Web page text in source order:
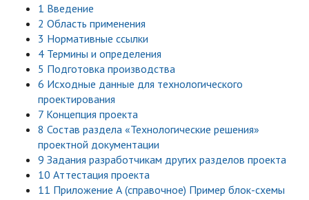
1 Введение
2 Область применения
3 Нормативные ссылки
4 Термины и определения
5 Подготовка производства
6 Исходные данные для технологического
проектирования
7 Концепция проекта
8 Состав раздела «Технологические решения»
проектной документации
9 Задания разработчикам других разделов проекта
10 Аттестация проекта
11 Приложение А (справочное) Пример блок-схемы